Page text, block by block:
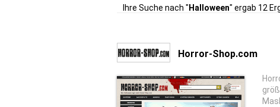
Ihre Suche nach " Halloween" ergab 12
Horror-Shop.com